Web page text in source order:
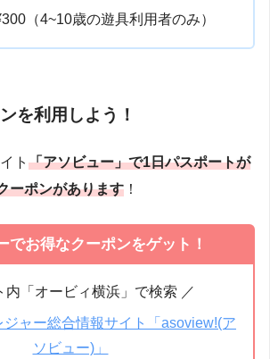
（4~10歳の遊具利用者のみ）
を利用しよう！
ト 「アソビュー」で1日パスポートが
ーポンがあります ！
でお得なクーポンをゲット！
内「オービィ横浜」で検索 ／
ジャー総合情報サイト「asoview!(ア
ソビュー)」